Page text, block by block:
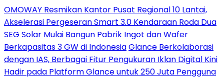
OMOWAY Resmikan Kantor Pusat Regional 10 Lantai,
Akselerasi Pergeseran Smart 3.0 Kendaraan Roda Dua
SEG Solar Mulai Bangun Pabrik Ingot dan Wafer
Berkapasitas 3 GW di IndonesiaGlance Berkolaborasi
dengan IAS, Berbagai Fitur Pengukuran Iklan Digital Kini
Hadir pada Platform Glance untuk 250 Juta Pengguna